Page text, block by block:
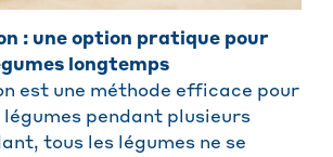
: une option pratique pour
longtemps
est une méthode efficace pour
légumes pendant plusieurs
tous les légumes ne se